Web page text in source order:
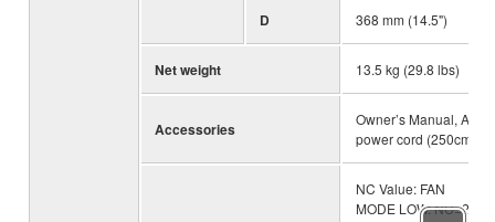
D 368 mm (14.5")
Net weight 13.5 kg (29.8 lbs)
Accessories
Owner’s Manual, AC
power cord (250cm)
NC Value: FAN
MODE LOW: NC=20 /